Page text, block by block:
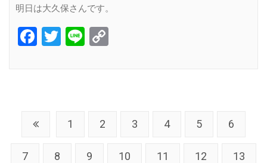
明日は大久保さんです。
Facebook
Twitter
Line
1 2 3 4 5 6
7 8 9 10 11 12 13